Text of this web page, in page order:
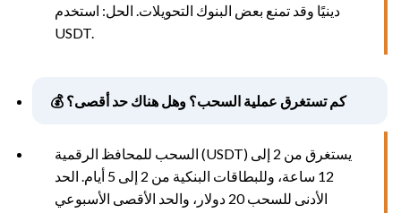
دينيًا وقد تمنع بعض البنوك التحويلات. الحل: استخدم
USDT.
💰 كم تستغرق عملية السحب؟ وهل هناك حد أقصى؟
السحب للمحافظ الرقمية (USDT) يستغرق من 2 إلى
12 ساعة، وللبطاقات البنكية من 2 إلى 5 أيام. الحد
الأدنى للسحب 20 دولار، والحد الأقصى الأسبوعي